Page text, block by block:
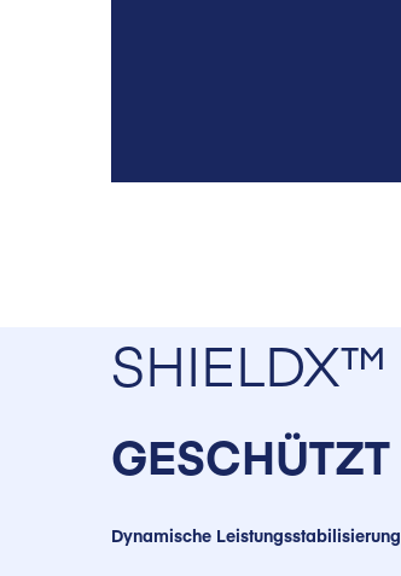
SHIELDX™
GESCHÜTZT
Dynamische Leistungsstabilisierung